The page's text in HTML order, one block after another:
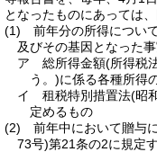
となったものにあっては
(1)
前年分の所得につい
及びその基因となった
ア
総所得金額(所得税
う。)に係る各種所得
イ
租税特別措置法(昭
定めるもの
(2)
前年中において贈与
73号)第21条の2に規定